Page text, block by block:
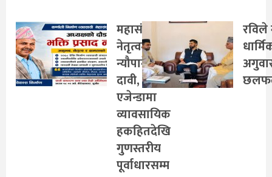
महासंघको
नेतृत्वमा
न्यौपानेको
दावी,
एजेन्डामा
व्यावसायिक
हकहितदेखि
गुणस्तरीय
पूर्वाधारसम्म
रविले